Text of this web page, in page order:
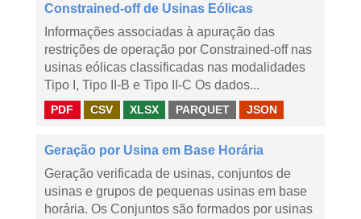
Constrained-off de Usinas Eólicas
Informações associadas à apuração das
restrições de operação por Constrained-off nas
usinas eólicas classificadas nas modalidades
Tipo I, Tipo II-B e Tipo II-C Os dados...
PDF CSV XLSX PARQUET JSON
Geração por Usina em Base Horária
Geração verificada de usinas, conjuntos de
usinas e grupos de pequenas usinas em base
horária. Os Conjuntos são formados por usinas